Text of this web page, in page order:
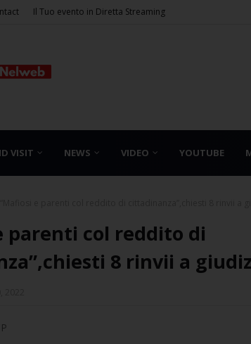
Il Tuo evento in Diretta Streaming
VISIT NEWS VIDEO YOUTUBE
parenti col reddito di
8 rinvii a